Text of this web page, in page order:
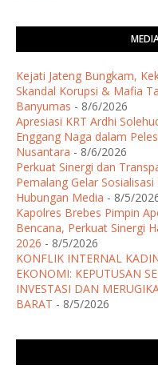
Kejati Jateng Bungkam,
Skandal Korupsi & Mafia
Banyumas - 8/6/2026
Apresiasi KRT Ardhi
Enggang Naga dalam
Nusantara - 8/6/2026
Perkuat Sinergi dan
Pemalang Gelar
Hubungan Media - 8/5/
Kapolres Brebes Pimpin
Bencana, Perkuat Sinergi
2026 - 8/5/2026
KONFLIK INTERNAL
EKONOMI: KEPUTUSAN
INVESTASI DAN
BARAT - 8/5/2026